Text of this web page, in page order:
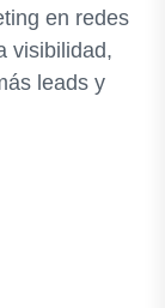
en redes
visibilidad,
leads y